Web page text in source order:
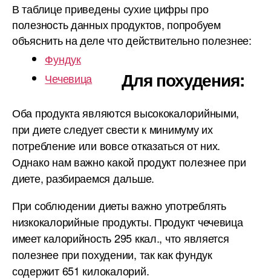
В таблице приведены сухие цифры про
полезность данных продуктов, попробуем
объяснить на деле что действительно полезнее:
Фундук
Чечевица
Для похудения:
Оба продукта являются высококалорийными,
при диете следует свести к минимуму их
потребление или вовсе отказаться от них.
Однако нам важно какой продукт полезнее при
диете, разбираемся дальше.
При соблюдении диеты важно употреблять
низкокалорийные продукты. Продукт чечевица
имеет калорийность 295 ккал., что является
полезнее при похудении, так как фундук
содержит 651 килокалорий.